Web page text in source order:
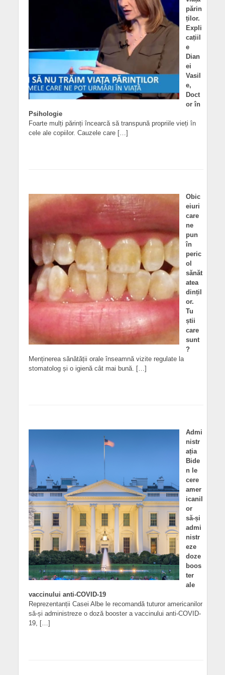
părin
ților.
Expli
cațiil
e
Dian
ei
Vasil
e,
Doct
or în
Psihologie
Foarte mulți părinți încearcă să transpună propriile vieți în
cele ale copiilor. Cauzele care […]
Obic
eiuri
care
ne
pun
în
peric
ol
sănăt
atea
dințil
or.
Tu
știi
care
sunt
?
Menținerea sănătății orale înseamnă vizite regulate la
stomatolog și o igienă cât mai bună. […]
Admi
nistr
ația
Bide
n le
cere
amer
icanil
or
să-și
admi
nistr
eze
doze
boos
ter
ale
vaccinului anti-COVID-19
Reprezentanții Casei Albe le recomandă tuturor americanilor
să-și administreze o doză booster a vaccinului anti-COVID-
19, […]